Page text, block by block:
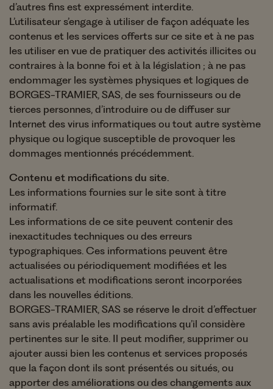
d’autres fins est expressément interdite.
L’utilisateur s’engage à utiliser de façon adéquate les
contenus et les services offerts sur ce site et à ne pas
les utiliser en vue de pratiquer des activités illicites ou
contraires à la bonne foi et à la législation ; à ne pas
endommager les systèmes physiques et logiques de
BORGES-TRAMIER, SAS, de ses fournisseurs ou de
tierces personnes, d’introduire ou de diffuser sur
Internet des virus informatiques ou tout autre système
physique ou logique susceptible de provoquer les
dommages mentionnés précédemment.
Contenu et modifications du site.
Les informations fournies sur le site sont à titre
informatif.
Les informations de ce site peuvent contenir des
inexactitudes techniques ou des erreurs
typographiques. Ces informations peuvent être
actualisées ou périodiquement modifiées et les
actualisations et modifications seront incorporées
dans les nouvelles éditions.
BORGES-TRAMIER, SAS se réserve le droit d’effectuer
sans avis préalable les modifications qu’il considère
pertinentes sur le site. Il peut modifier, supprimer ou
ajouter aussi bien les contenus et services proposés
que la façon dont ils sont présentés ou situés, ou
apporter des améliorations ou des changements aux